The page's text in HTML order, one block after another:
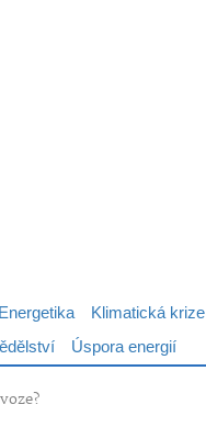
Energetika Klimatická krize
Úspora energií